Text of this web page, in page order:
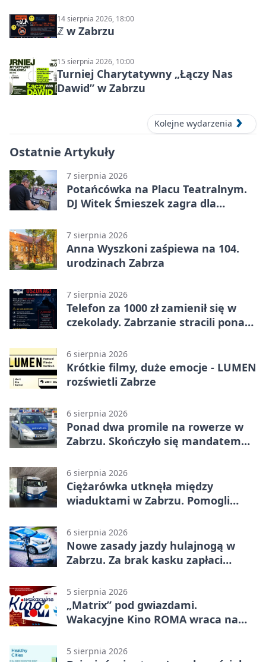
14 sierpnia 2026, 18:00
ℤ w Zabrzu
15 sierpnia 2026, 10:00
Turniej Charytatywny „Łączy Nas
Dawid” w Zabrzu
Kolejne wydarzenia
Ostatnie Artykuły
7 sierpnia 2026
Potańcówka na Placu Teatralnym.
DJ Witek Śmieszek zagra dla
7 sierpnia 2026
Anna Wyszkoni zaśpiewa na 104.
urodzinach Zabrza
7 sierpnia 2026
Telefon za 1000 zł zamienił się w
czekolady. Zabrzanie stracili ponad
6 sierpnia 2026
Krótkie filmy, duże emocje - LUMEN
rozświetli Zabrze
6 sierpnia 2026
Ponad dwa promile na rowerze w
Zabrzu. Skończyło się mandatem
6 sierpnia 2026
Ciężarówka utknęła między
wiaduktami w Zabrzu. Pomogli
6 sierpnia 2026
Nowe zasady jazdy hulajnogą w
Zabrzu. Za brak kasku zapłaci
5 sierpnia 2026
„Matrix” pod gwiazdami.
Wakacyjne Kino ROMA wraca na
5 sierpnia 2026